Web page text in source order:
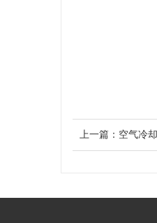
上一篇： 空气冷